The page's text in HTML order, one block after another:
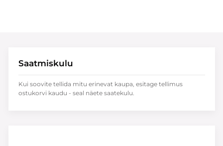
Saatmiskulu
Kui soovite tellida mitu erinevat kaupa, esitage tellimus
ostukorvi kaudu - seal näete saatekulu.